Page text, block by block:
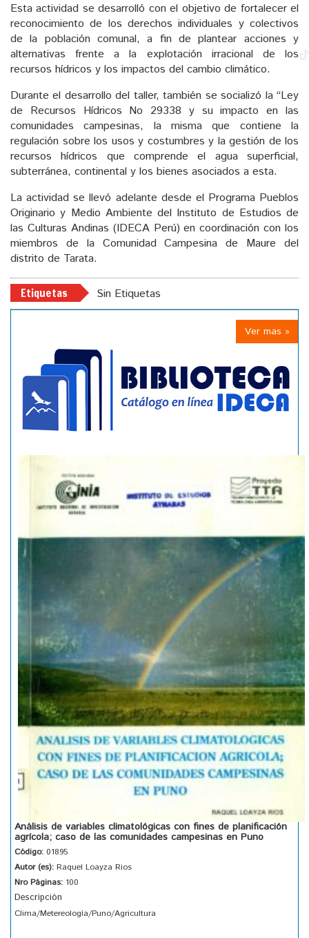
Esta actividad se desarrolló con el objetivo de fortalecer el
reconocimiento de los derechos individuales y colectivos
de la población comunal, a fin de plantear acciones y
alternativas frente a la explotación irracional de los
recursos hídricos y los impactos del cambio climático.
Durante el desarrollo del taller, también se socializó la “Ley
de Recursos Hídricos No 29338 y su impacto en las
comunidades campesinas, la misma que contiene la
regulación sobre los usos y costumbres y la gestión de los
recursos hídricos que comprende el agua superficial,
subterránea, continental y los bienes asociados a esta.
La actividad se llevó adelante desde el Programa Pueblos
Originario y Medio Ambiente del Instituto de Estudios de
las Culturas Andinas (IDECA Perú) en coordinación con los
miembros de la Comunidad Campesina de Maure del
distrito de Tarata.
Etiquetas Sin Etiquetas
Ver mas »
Análisis de variables climatológicas con fines de planificación
agrícola; caso de las comunidades campesinas en Puno
Código: 01895
Autor (es): Raquel Loayza Rios
Nro Páginas: 100
Descripción
Clima/Metereología/Puno/Agricultura